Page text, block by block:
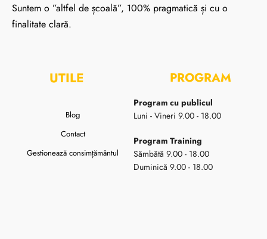
Suntem o ”altfel de școală”, 100% pragmatică și cu o
finalitate clară.
UTILE
Blog
Contact
Gestionează consimțământul
PROGRAM
Program cu publicul
Luni - Vineri 9.00 - 18.00
Program Training
Sămbătă 9.00 - 18.00
Duminică 9.00 - 18.00